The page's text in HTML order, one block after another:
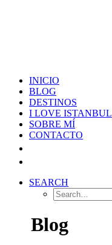
INICIO
BLOG
DESTINOS
I LOVE ISTANBUL
SOBRE MÍ
CONTACTO
SEARCH
Blog